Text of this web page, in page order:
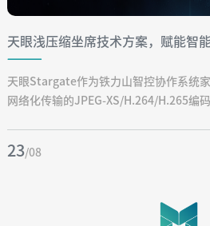
天眼浅压缩坐席技术方案，赋能智
天眼Stargate作为铁力山智控协作系统
网络化传输的JPEG-XS/H.264/H.265编
23/08